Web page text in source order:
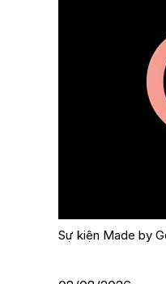
Sự kiện Made by